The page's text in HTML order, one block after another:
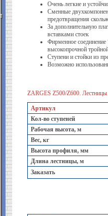
Очень легкие и
Сменные
предотвращения
За дополнительную
вставками стоек
Фирменное соединение
высокопрочной
Ступени и стойки из
Возможно
ZARGES Z500/Z600.
Артикул
Кол-во ступеней
Рабочая высота, м
Вес, кг
Высота профиля, мм
Длина лестницы, м
Заказать